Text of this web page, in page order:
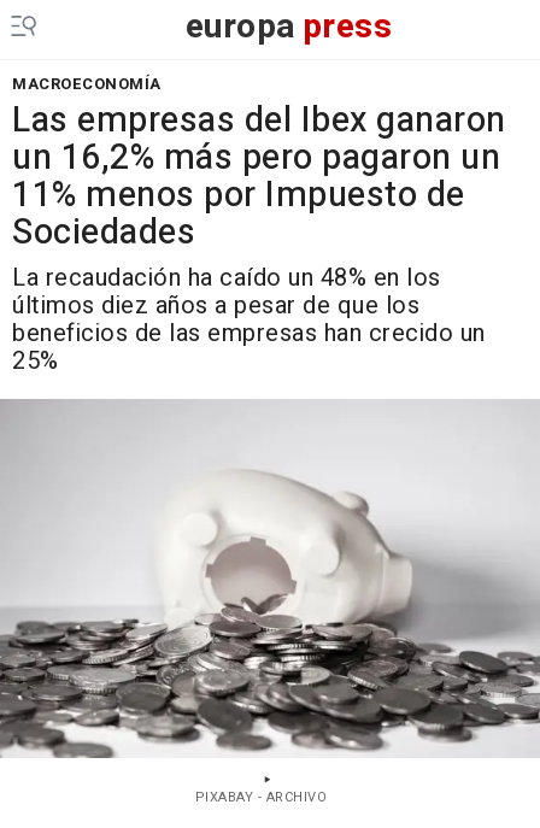
europa press
MACROECONOMÍA
Las empresas del Ibex ganaron
un 16,2% más pero pagaron un
11% menos por Impuesto de
Sociedades
La recaudación ha caído un 48% en los
últimos diez años a pesar de que los
beneficios de las empresas han crecido un
25%
PIXABAY - ARCHIVO